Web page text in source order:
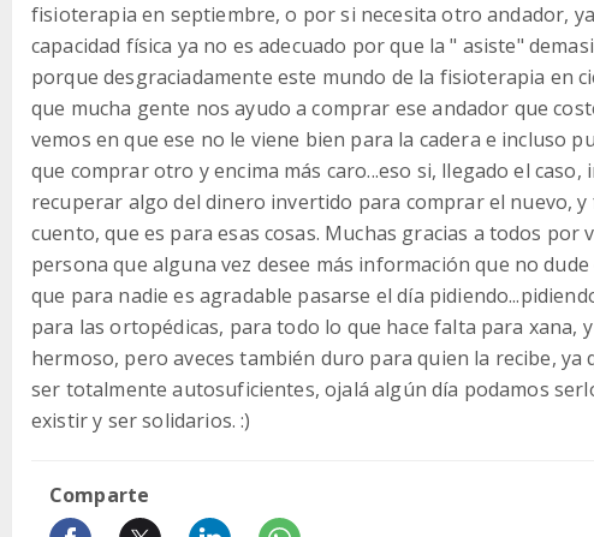
fisioterapia en septiembre, o por si necesita otro andador,
capacidad física ya no es adecuado por que la " asiste"
porque desgraciadamente este mundo de la fisioterapia en
que mucha gente nos ayudo a comprar ese andador que
vemos en que ese no le viene bien para la cadera e incluso
que comprar otro y encima más caro...eso si, llegado el
recuperar algo del dinero invertido para comprar el nuevo,
cuento, que es para esas cosas. Muchas gracias a todos por
persona que alguna vez desee más información que no
que para nadie es agradable pasarse el día
para las ortopédicas, para todo lo que hace falta para xana,
hermoso, pero aveces también duro para quien la recibe,
ser totalmente autosuficientes, ojalá algún día podamos
existir y ser solidarios. :)
Comparte